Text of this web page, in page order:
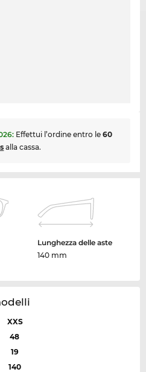
: Effettui l’ordine entro le60
alla cassa.
Lunghezza delle aste
140 mm
XXS
48
19
140